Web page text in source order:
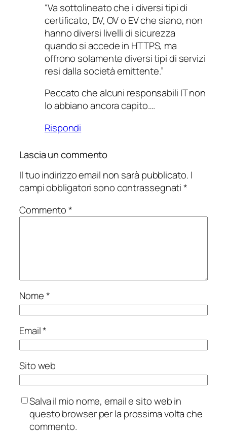
“Va sottolineato che i diversi tipi di
certificato, DV, OV o EV che siano, non
hanno diversi livelli di sicurezza
quando si accede in HTTPS, ma
offrono solamente diversi tipi di servizi
resi dalla società emittente.”
Peccato che alcuni responsabili IT non
lo abbiano ancora capito….
Rispondi
Lascia un commento
Il tuo indirizzo email non sarà pubblicato. I
campi obbligatori sono contrassegnati*
Commento*
Nome*
Email*
Sito web
Salva il mio nome, email e sito web in
questo browser per la prossima volta che
commento.